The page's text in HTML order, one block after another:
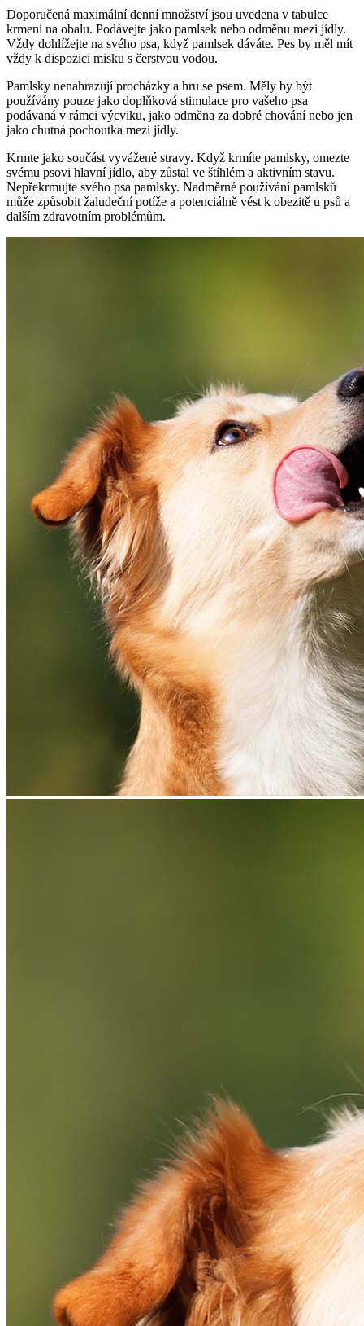
Doporučená maximální denní množství jsou uvedena v tabulce
krmení na obalu. Podávejte jako pamlsek nebo odměnu mezi jídly.
Vždy dohlížejte na svého psa, když pamlsek dáváte. Pes by měl mít
vždy k dispozici misku s čerstvou vodou.
Pamlsky nenahrazují procházky a hru se psem. Měly by být
používány pouze jako doplňková stimulace pro vašeho psa
podávaná v rámci výcviku, jako odměna za dobré chování nebo jen
jako chutná pochoutka mezi jídly.
Krmte jako součást vyvážené stravy. Když krmíte pamlsky, omezte
svému psovi hlavní jídlo, aby zůstal ve štíhlém a aktivním stavu.
Nepřekrmujte svého psa pamlsky. Nadměrné používání pamlsků
může způsobit žaludeční potíže a potenciálně vést k obezitě u psů a
dalším zdravotním problémům.